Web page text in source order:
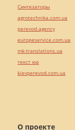
О проекте
Синтезаторы
agrotechnika.com.ua
perevod.agency
europeservice.com.ua
mk-translations.ua
текст юа
kievperevod.com.ua